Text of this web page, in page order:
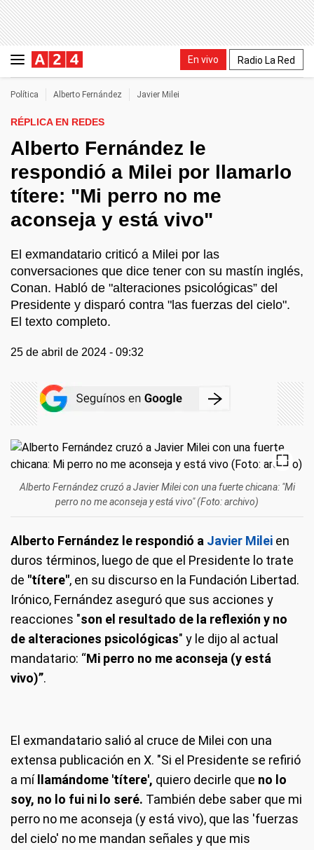
En vivo Radio La Red
Política Alberto Fernández Javier Milei
RÉPLICA EN REDES
Alberto Fernández le
respondió a Milei por llamarlo
títere: "Mi perro no me
aconseja y está vivo"
El exmandatario criticó a Milei por las
conversaciones que dice tener con su mastín inglés,
Conan. Habló de "alteraciones psicológicas” del
Presidente y disparó contra "las fuerzas del cielo".
El texto completo.
25 de abril de 2024 - 09:32
Alberto Fernández cruzó a Javier Milei con una fuerte chicana: "Mi
perro no me aconseja y está vivo" (Foto: archivo)
Alberto Fernández le respondió a Javier Milei en
duros términos, luego de que el Presidente lo trate
de "títere", en su discurso en la Fundación Libertad.
Irónico, Fernández aseguró que sus acciones y
reacciones "son el resultado de la reflexión y no
de alteraciones psicológicas" y le dijo al actual
mandatario: “Mi perro no me aconseja (y está
vivo)”.
El exmandatario salió al cruce de Milei con una
extensa publicación en X. "Si el Presidente se refirió
a mí
llamándome 'títere', quiero decirle que no lo
soy, no lo fui ni lo seré. También debe saber que mi
perro no me aconseja (y está vivo), que las 'fuerzas
del cielo' no me mandan señales y que mis